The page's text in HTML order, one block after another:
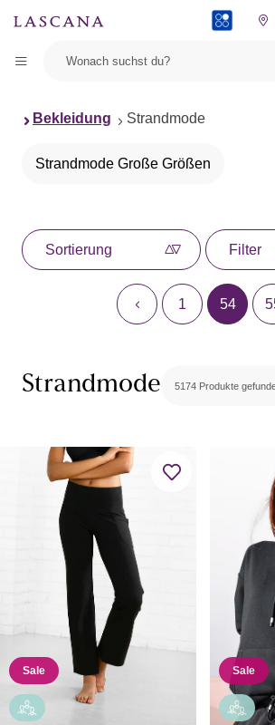
Bekleidung Strandmode
Strandmode Große Größen
Sortierung Filter
1 54
Strandmode 5174 Produkte
Sale Sale